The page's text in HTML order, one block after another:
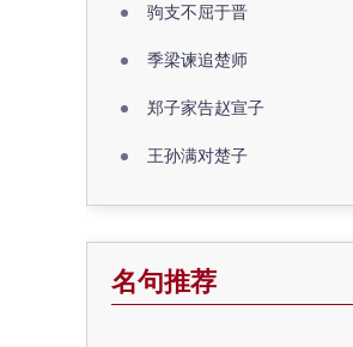
驹支不屈于晋
季梁谏追楚师
郑子家告赵宣子
王孙满对楚子
名句推荐